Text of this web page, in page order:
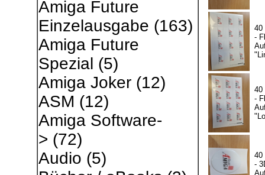
Amiga Future
Einzelausgabe (163)
Amiga Future
Spezial (5)
Amiga Joker(12)
ASM (12)
Amiga Software-
> (72)
Audio (5)
40
-
40
-
40
-